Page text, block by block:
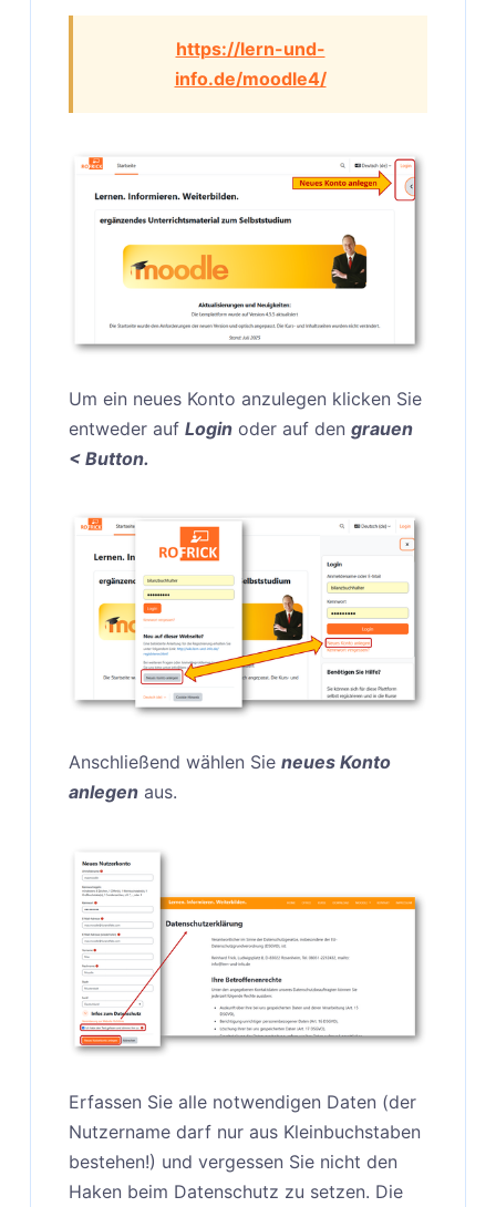
https://lern-und-
info.de/moodle4/
Um ein neues Konto anzulegen klicken Sie
entweder auf Login oder auf den grauen
< Button.
Anschließend wählen Sie neues Konto
anlegen aus.
Erfassen Sie alle notwendigen Daten (der
Nutzername darf nur aus Kleinbuchstaben
bestehen!) und vergessen Sie nicht den
Haken beim Datenschutz zu setzen. Die